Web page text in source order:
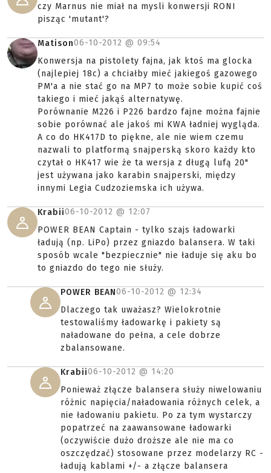
czy Marnus nie miał na mysli konwersji RONI
pisząc 'mutant'?
Matison06-10-2012 @ 09:54
Konwersja na pistolety fajna, jak ktoś ma glocka
(najlepiej 18c) a chciałby mieć jakiegoś gazowego
PM'a a nie stać go na MP7 to może sobie kupić coś
takiego i mieć jakąś alternatywę.
Porównanie M226 i P226 bardzo fajne można fajnie
sobie porównać ale jakoś mi KWA ładniej wygląda.
A co do HK417D to piękne, ale nie wiem czemu
nazwali to platformą snajperską skoro każdy kto
czytał o HK417 wie że ta wersja z długą lufą 20"
jest używana jako karabin snajperski, między
innymi Legia Cudzoziemska ich używa.
Krabii06-10-2012 @ 12:07
POWER BEAN Captain - tylko szajs ładowarki
ładują (np. LiPo) przez gniazdo balansera. W taki
sposób wcale "bezpiecznie" nie ładuje się aku bo
to gniazdo do tego nie służy.
POWER BEAN06-10-2012 @ 12:34
Dlaczego tak uważasz? Wielokrotnie
testowaliśmy ładowarkę i pakiety są
naładowane do pełna, a cele dobrze
zbalansowane.
Krabii06-10-2012 @ 14:20
Ponieważ złącze balansera służy niwelowaniu
różnic napięcia/naładowania różnych celek, a
nie ładowaniu pakietu. Po za tym wystarczy
popatrzeć na zaawansowane ładowarki
(oczywiście dużo droższe ale nie ma co
oszczędzać) stosowane przez modelarzy RC -
ładują kablami +/- a złącze balansera